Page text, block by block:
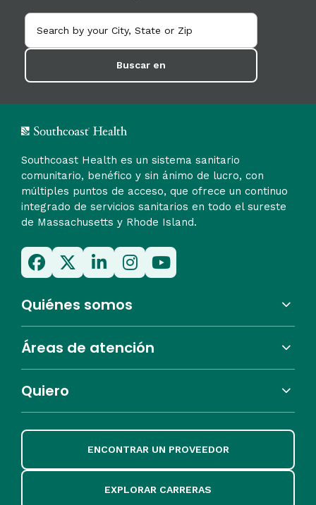
Buscar en
Southcoast Health es un sistema sanitario
comunitario, benéfico y sin ánimo de lucro, con
múltiples puntos de acceso, que ofrece un continuo
integrado de servicios sanitarios en todo el sureste
de Massachusetts y Rhode Island.
Quiénes somos
Áreas de atención
Quiero
ENCONTRAR UN PROVEEDOR
EXPLORAR CARRERAS